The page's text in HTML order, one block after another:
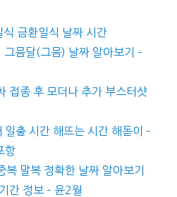
금환일식 날짜 시간
믐달(그믐) 날짜 알아보기 –
접종 후 모더나 추가 부스터샷
출 시간 해뜨는 시간 해돋이 –
항
말복 정확한 날짜 알아보기
간 정보 – 윤2월